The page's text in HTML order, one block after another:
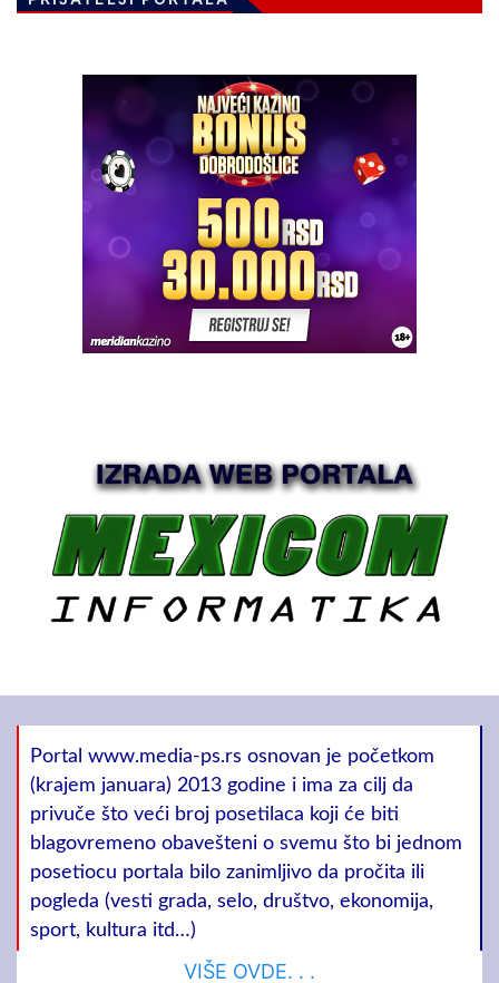
Portal www.media-ps.rs osnovan je početkom
(krajem januara) 2013 godine i ima za cilj da
privuče što veći broj posetilaca koji će biti
blagovremeno obavešteni o svemu što bi jednom
posetiocu portala bilo zanimljivo da pročita ili
pogleda (vesti grada, selo, društvo, ekonomija,
sport, kultura itd…)
VIŠE OVDE. . .